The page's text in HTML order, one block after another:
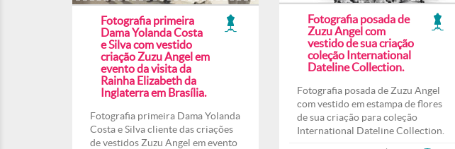
Fotografia posada de
Zuzu Angel com
vestido de sua criação
coleção International
Dateline Collection.
Fotografia posada de Zuzu Angel
com vestido em estampa de flores
de sua criação para coleção
International Dateline Collection.
Fotografia primeira
Dama Yolanda Costa
e Silva com vestido
criação Zuzu Angel em
evento da visita da
Rainha Elizabeth da
Inglaterra em Brasília.
Fotografia primeira Dama Yolanda
Costa e Silva cliente das criações
de vestidos Zuzu Angel em evento